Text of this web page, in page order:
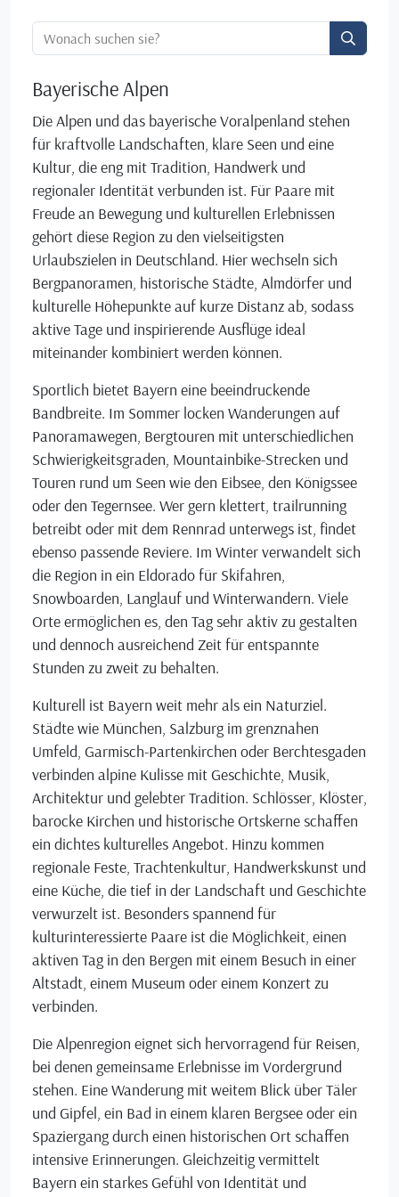
Ortssuche:
Bayerische Alpen
Die Alpen und das bayerische Voralpenland stehen
für kraftvolle Landschaften, klare Seen und eine
Kultur, die eng mit Tradition, Handwerk und
regionaler Identität verbunden ist. Für Paare mit
Freude an Bewegung und kulturellen Erlebnissen
gehört diese Region zu den vielseitigsten
Urlaubszielen in Deutschland. Hier wechseln sich
Bergpanoramen, historische Städte, Almdörfer und
kulturelle Höhepunkte auf kurze Distanz ab, sodass
aktive Tage und inspirierende Ausflüge ideal
miteinander kombiniert werden können.
Sportlich bietet Bayern eine beeindruckende
Bandbreite. Im Sommer locken Wanderungen auf
Panoramawegen, Bergtouren mit unterschiedlichen
Schwierigkeitsgraden, Mountainbike-Strecken und
Touren rund um Seen wie den Eibsee, den Königssee
oder den Tegernsee. Wer gern klettert, trailrunning
betreibt oder mit dem Rennrad unterwegs ist, findet
ebenso passende Reviere. Im Winter verwandelt sich
die Region in ein Eldorado für Skifahren,
Snowboarden, Langlauf und Winterwandern. Viele
Orte ermöglichen es, den Tag sehr aktiv zu gestalten
und dennoch ausreichend Zeit für entspannte
Stunden zu zweit zu behalten.
Kulturell ist Bayern weit mehr als ein Naturziel.
Städte wie München, Salzburg im grenznahen
Umfeld, Garmisch-Partenkirchen oder Berchtesgaden
verbinden alpine Kulisse mit Geschichte, Musik,
Architektur und gelebter Tradition. Schlösser, Klöster,
barocke Kirchen und historische Ortskerne schaffen
ein dichtes kulturelles Angebot. Hinzu kommen
regionale Feste, Trachtenkultur, Handwerkskunst und
eine Küche, die tief in der Landschaft und Geschichte
verwurzelt ist. Besonders spannend für
kulturinteressierte Paare ist die Möglichkeit, einen
aktiven Tag in den Bergen mit einem Besuch in einer
Altstadt, einem Museum oder einem Konzert zu
verbinden.
Die Alpenregion eignet sich hervorragend für Reisen,
bei denen gemeinsame Erlebnisse im Vordergrund
stehen. Eine Wanderung mit weitem Blick über Täler
und Gipfel, ein Bad in einem klaren Bergsee oder ein
Spaziergang durch einen historischen Ort schaffen
intensive Erinnerungen. Gleichzeitig vermittelt
Bayern ein starkes Gefühl von Identität und